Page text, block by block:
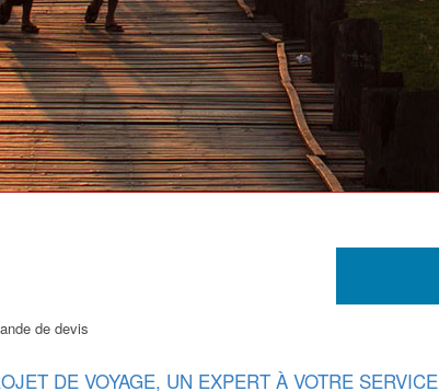
de devis
DE VOYAGE, UN EXPERT À VOTRE SERVICE